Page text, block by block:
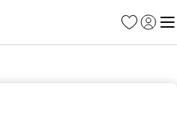
Kedvencek